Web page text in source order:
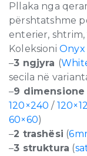
Pllaka nga
përshtatshme
enterier,
Koleksioni Onyx
–3 ngjyra (
secila në
–9 dimensione
120×240 /
60×60)
–2 trashësi (
–3 struktura (